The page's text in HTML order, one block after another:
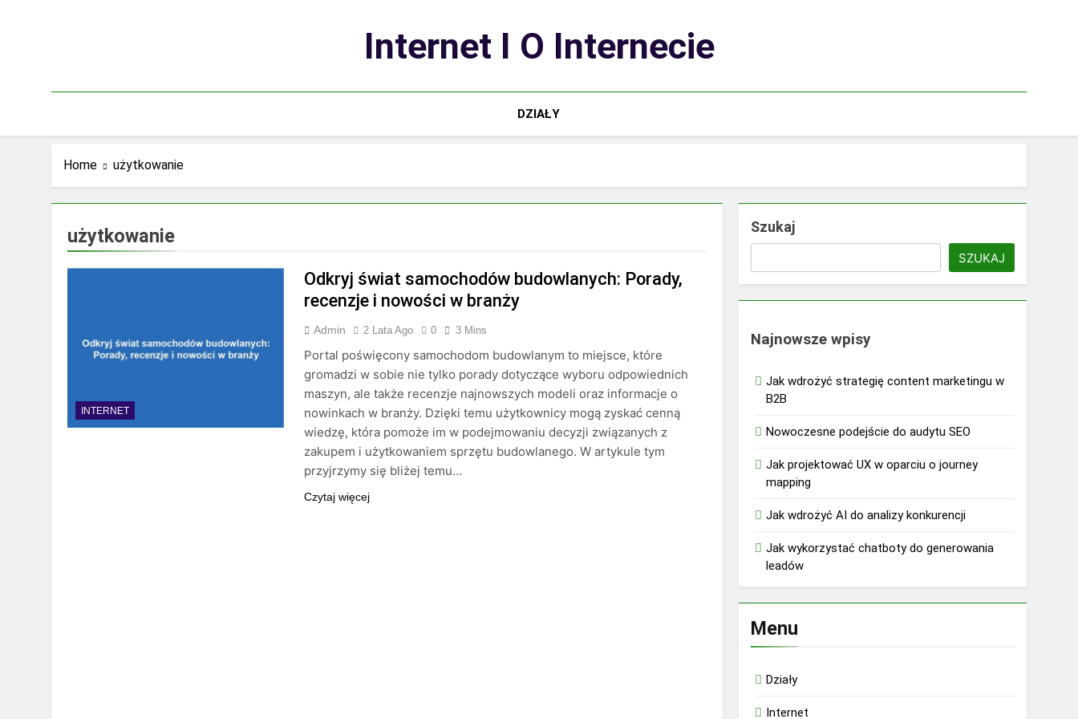
Internet I O Internecie
DZIAŁY
Home użytkowanie
użytkowanie
INTERNET
Odkryj świat samochodów budowlanych: Porady,
recenzje i nowości w branży
Admin 2 Lata Ago 0 3 Mins
Portal poświęcony samochodom budowlanym to miejsce, które
gromadzi w sobie nie tylko porady dotyczące wyboru odpowiednich
maszyn, ale także recenzje najnowszych modeli oraz informacje o
nowinkach w branży. Dzięki temu użytkownicy mogą zyskać cenną
wiedzę, która pomoże im w podejmowaniu decyzji związanych z
zakupem i użytkowaniem sprzętu budowlanego. W artykule tym
przyjrzymy się bliżej temu…
Czytaj więcej
Szukaj
SZUKAJ
Najnowsze wpisy
Jak wdrożyć strategię content marketingu w
B2B
Nowoczesne podejście do audytu SEO
Jak projektować UX w oparciu o journey
mapping
Jak wdrożyć AI do analizy konkurencji
Jak wykorzystać chatboty do generowania
leadów
Menu
Działy
Internet